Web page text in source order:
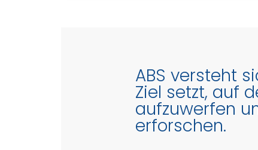
ABS versteht
Ziel setzt, auf
aufzuwerfen
erforschen.